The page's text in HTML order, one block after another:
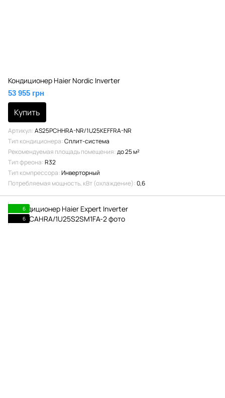
Кондиционер Haier Nordic Inverter
53 955 грн
Купить
Артикул AS25PCHHRA-NR/1U25KEFFRA-NR
Тип кондиционера Сплит-система
Рекомендуемая площадь помещения до 25 м²
Тип фреона R32
Тип компрессора Инверторный
Потребляемая мощность, кВт (охлаждение) 0,6
6
6